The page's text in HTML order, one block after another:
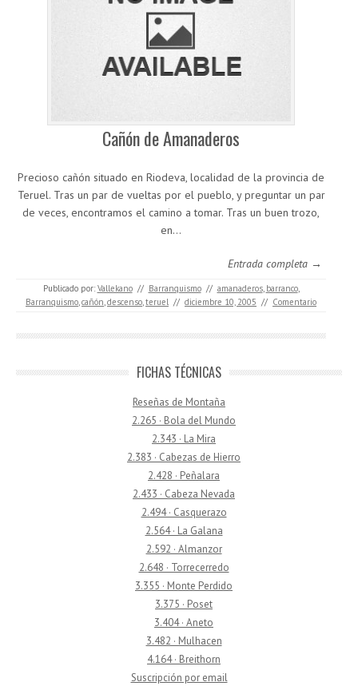
Cañón de Amanaderos
Precioso cañón situado en Riodeva, localidad de la provincia de
Teruel. Tras un par de vueltas por el pueblo, y preguntar un par
de veces, encontramos el camino a tomar. Tras un buen trozo,
en…
Entrada completa →
Publicado por: Vallekano // Barranquismo // amanaderos, barranco,
Barranquismo,cañón,descenso,teruel // diciembre 10, 2005 // Comentario
FICHAS TÉCNICAS
Reseñas de Montaña
2.265 · Bola del Mundo
2.343 · La Mira
2.383 · Cabezas de Hierro
2.428 · Peñalara
2.433 · Cabeza Nevada
2.494 · Casquerazo
2.564 · La Galana
2.592 · Almanzor
2.648 · Torrecerredo
3.355 · Monte Perdido
3.375 · Poset
3.404 · Aneto
3.482 · Mulhacen
4.164 · Breithorn
Suscripción por email